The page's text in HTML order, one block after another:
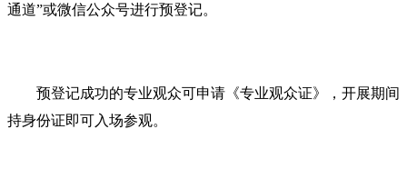
通道”或微信公众号进行预登记。
预登记成功的专业观众可申请《专业观众证》，开展期间
持身份证即可入场参观。